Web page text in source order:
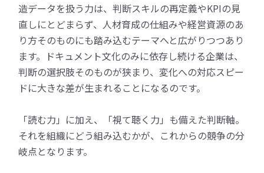
造データを扱う力は、判断スキルの再定義やKPIの見
直しにとどまらず、人材育成の仕組みや経営資源のあ
り方そのものにも踏み込むテーマへと広がりつつあり
ます。ドキュメント文化のみに依存し続ける企業は、
判断の選択肢そのものが狭まり、変化への対応スピー
ドに大きな差が生まれることになるのです。
「読む力」に加え、「視て聴く力」も備えた判断軸。
それを組織にどう組み込むかが、これからの競争の分
岐点となります。